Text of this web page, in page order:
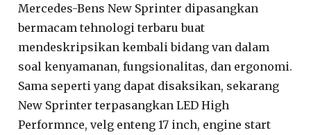
Mercedes-Bens New Sprinter dipasangkan
bermacam tehnologi terbaru buat
mendeskripsikan kembali bidang van dalam
soal kenyamanan, fungsionalitas, dan ergonomi.
Sama seperti yang dapat disaksikan, sekarang
New Sprinter terpasangkan LED High
Performnce, velg enteng 17 inch, engine start